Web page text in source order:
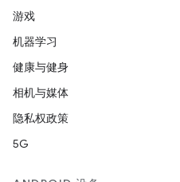
游戏
机器学习
健康与健身
相机与媒体
隐私权政策
5G